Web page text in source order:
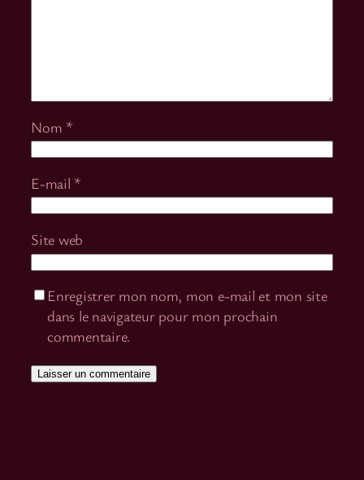
Nom *
E-mail *
Site web
Enregistrer mon nom, mon e-mail et mon site
dans le navigateur pour mon prochain
commentaire.